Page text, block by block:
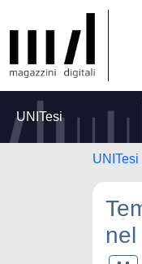
UNITesi
UNITesi